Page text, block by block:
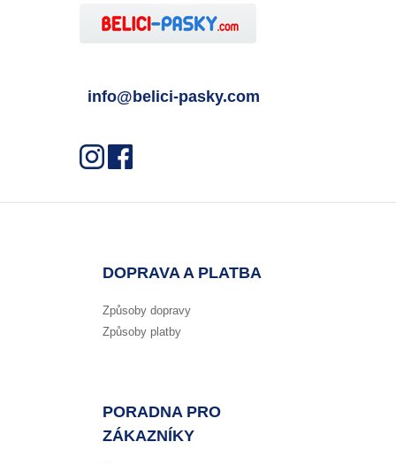
info@belici-pasky.com
DOPRAVA A PLATBA
Způsoby dopravy
Způsoby platby
PORADNA PRO
ZÁKAZNÍKY